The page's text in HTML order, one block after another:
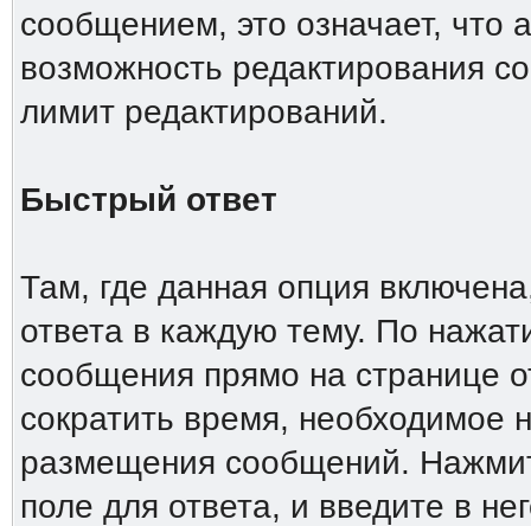
сообщением, это означает, что
возможность редактирования
лимит редактирований.
Быстрый ответ
Там, где данная опция
ответа в каждую тему. По
сообщения прямо на странице
сократить время, необходимое
размещения сообщений.
поле для ответа, и введите в